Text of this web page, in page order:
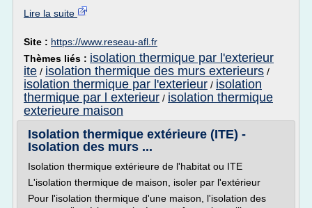
Lire la suite
Site : https://www.reseau-afl.fr
Thèmes liés : isolation thermique par l'exterieur
ite / isolation thermique des murs exterieurs /
isolation thermique par l'exterieur / isolation
thermique par l exterieur / isolation thermique
exterieure maison
Isolation thermique extérieure (ITE) -
Isolation des murs ...
Isolation thermique extérieure de l'habitat ou ITE
L'isolation thermique de maison, isoler par l'extérieur
Pour l'isolation thermique d'une maison, l'isolation des